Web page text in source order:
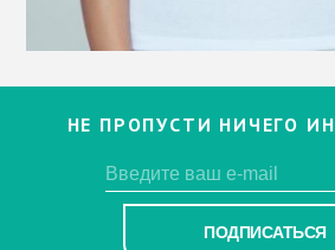
НЕ ПРОПУСТИ НИЧЕГО
ПОДПИСАТЬСЯ